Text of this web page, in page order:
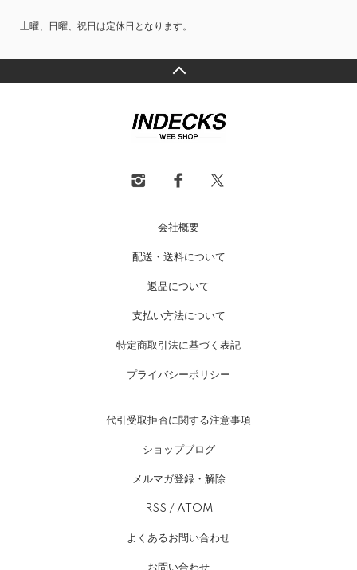
土曜、日曜、祝日は定休日となります。
会社概要
配送・送料について
返品について
支払い方法について
特定商取引法に基づく表記
プライバシーポリシー
代引受取拒否に関する注意事項
ショップブログ
メルマガ登録・解除
RSS / ATOM
よくあるお問い合わせ